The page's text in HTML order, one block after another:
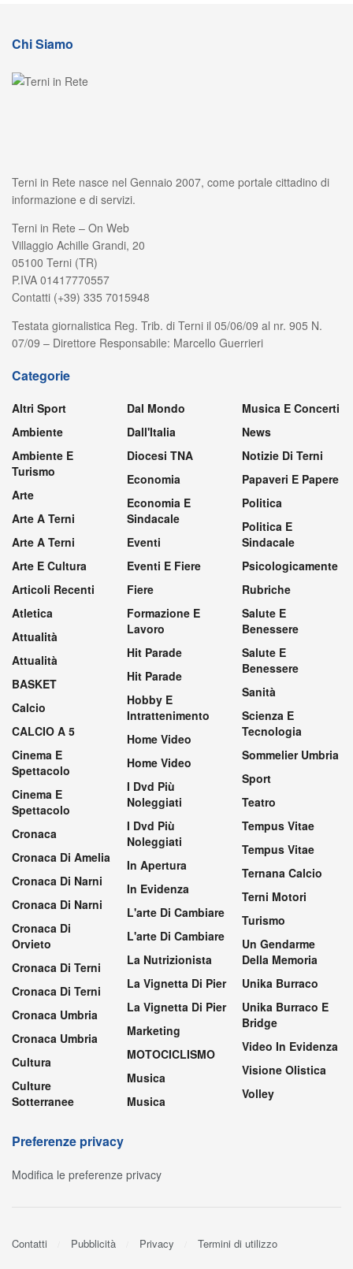
Chi Siamo
Terni in Rete nasce nel Gennaio 2007, come portale cittadino di
informazione e di servizi.
Terni in Rete – On Web
Villaggio Achille Grandi, 20
05100 Terni (TR)
P.IVA 01417770557
Contatti (+39) 335 7015948
Testata giornalistica Reg. Trib. di Terni il 05/06/09 al nr. 905 N.
07/09 – Direttore Responsabile: Marcello Guerrieri
Categorie
Altri Sport
Ambiente
Ambiente E
Turismo
Arte
Arte A Terni
Arte A Terni
Arte E Cultura
Articoli Recenti
Atletica
Attualità
Attualità
BASKET
Calcio
CALCIO A 5
Cinema E
Spettacolo
Cinema E
Spettacolo
Cronaca
Cronaca Di Amelia
Cronaca Di Narni
Cronaca Di Narni
Cronaca Di
Orvieto
Cronaca Di Terni
Cronaca Di Terni
Cronaca Umbria
Cronaca Umbria
Cultura
Culture
Sotterranee
Dal Mondo
Dall'Italia
Diocesi TNA
Economia
Economia E
Sindacale
Eventi
Eventi E Fiere
Fiere
Formazione E
Lavoro
Hit Parade
Hit Parade
Hobby E
Intrattenimento
Home Video
Home Video
I Dvd Più
Noleggiati
I Dvd Più
Noleggiati
In Apertura
In Evidenza
L'arte Di Cambiare
L'arte Di Cambiare
La Nutrizionista
La Vignetta Di Pier
La Vignetta Di Pier
Marketing
MOTOCICLISMO
Musica
Musica
Musica E Concerti
News
Notizie Di Terni
Papaveri E Papere
Politica
Politica E
Sindacale
Psicologicamente
Rubriche
Salute E
Benessere
Salute E
Benessere
Sanità
Scienza E
Tecnologia
Sommelier Umbria
Sport
Teatro
Tempus Vitae
Tempus Vitae
Ternana Calcio
Terni Motori
Turismo
Un Gendarme
Della Memoria
Unika Burraco
Unika Burraco E
Bridge
Video In Evidenza
Visione Olistica
Volley
Preferenze privacy
Modifica le preferenze privacy
Contatti Pubblicità Privacy Termini di utilizzo